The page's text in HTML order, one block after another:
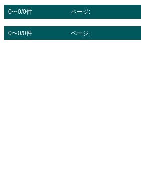
0〜0/0件 ページ:
0〜0/0件 ページ: